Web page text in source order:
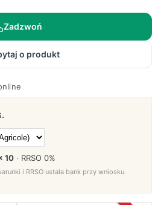
Zadzwoń
o produkt
10 · RRSO 0%
i RRSO ustala bank przy wniosku.